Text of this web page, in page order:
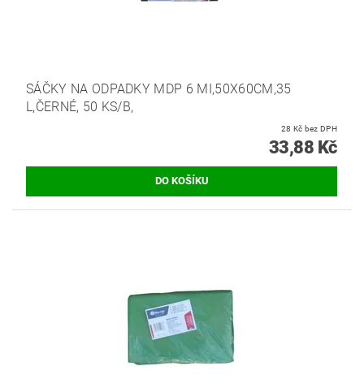
SÁČKY NA ODPADKY MDP 6 MI,50X60CM,35
L,ČERNÉ, 50 KS/B,
28 Kč bez DPH
33,88 Kč